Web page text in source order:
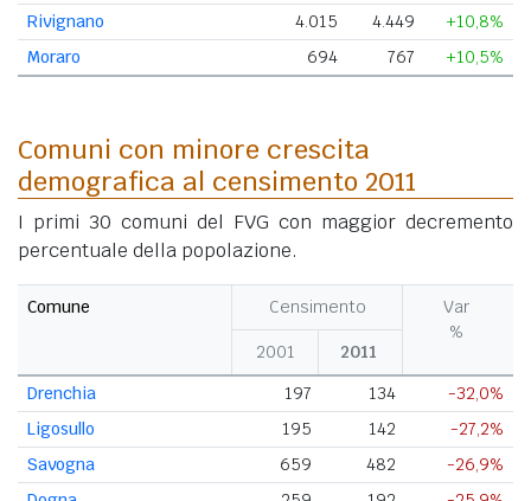
Rivignano 4.015 4.449
+10,8%
Moraro
694 767 +10,5%
Comuni con minore crescita
demografica al censimento 2011
I primi 30 comuni del FVG con maggior decremento
percentuale della popolazione.
Comune Censimento
Var
%
2001
2011
Drenchia
197 134
-32,0%
Ligosullo
195 142
-27,2%
Savogna
659 482
-26,9%